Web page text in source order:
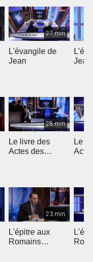
27 min
L'évangile de
Jean
Jean
28 min
Le livre des
Actes des
Le
23 min
L'épitre aux
Romains